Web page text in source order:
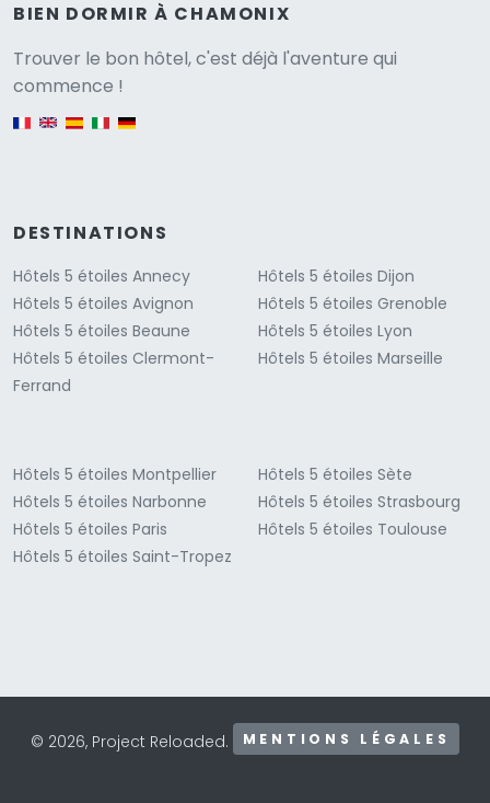
BIEN DORMIR À CHAMONIX
Trouver le bon hôtel, c'est déjà l'aventure qui
commence !
DESTINATIONS
Hôtels 5 étoiles Annecy
Hôtels 5 étoiles Avignon
Hôtels 5 étoiles Beaune
Hôtels 5 étoiles Clermont-
Ferrand
Hôtels 5 étoiles Dijon
Hôtels 5 étoiles Grenoble
Hôtels 5 étoiles Lyon
Hôtels 5 étoiles Marseille
Hôtels 5 étoiles Montpellier
Hôtels 5 étoiles Narbonne
Hôtels 5 étoiles Paris
Hôtels 5 étoiles Saint-Tropez
Hôtels 5 étoiles Sète
Hôtels 5 étoiles Strasbourg
Hôtels 5 étoiles Toulouse
© 2026, Project Reloaded. MENTIONS LÉGALES